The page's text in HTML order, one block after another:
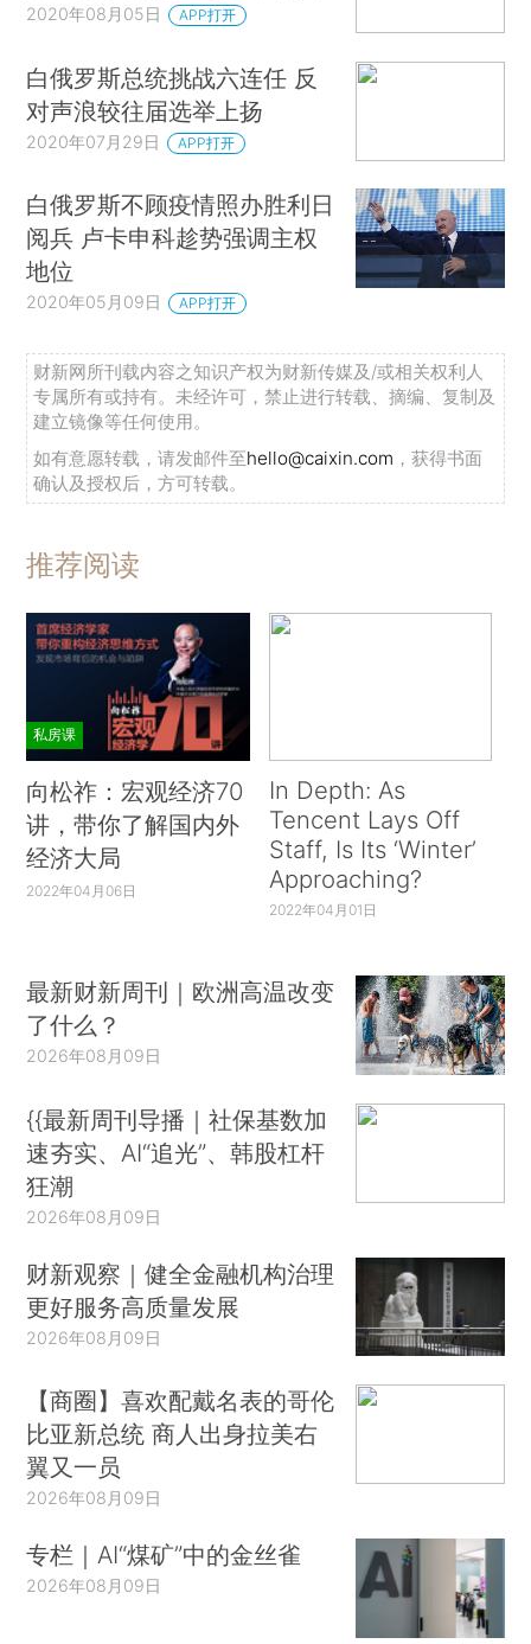
2020年08月05日 APP打开
白俄罗斯总统挑战六连任 反
对声浪较往届选举上扬
2020年07月29日 APP打开
白俄罗斯不顾疫情照办胜利日
阅兵 卢卡申科趁势强调主权
地位
2020年05月09日 APP打开
财新网所刊载内容之知识产权为财新传媒及/或相关权利人
专属所有或持有。未经许可，禁止进行转载、摘编、复制及
建立镜像等任何使用。
如有意愿转载，请发邮件至hello@caixin.com ，获得书面
确认及授权后，方可转载。
推荐阅读
私房课
向松祚：宏观经济70
讲，带你了解国内外
经济大局
2022年04月06日
In Depth: As
Tencent Lays Off
Staff, Is Its ‘Winter’
Approaching?
2022年04月01日
最新财新周刊｜欧洲高温改变
了什么？
2026年08月09日
{{最新周刊导播｜社保基数加
速夯实、AI“追光”、韩股杠杆
狂潮
2026年08月09日
财新观察｜健全金融机构治理
更好服务高质量发展
2026年08月09日
【商圈】喜欢配戴名表的哥伦
比亚新总统 商人出身拉美右
翼又一员
2026年08月09日
专栏｜AI“煤矿”中的金丝雀
2026年08月09日